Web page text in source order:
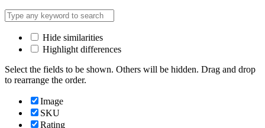
Hide similarities
Highlight differences
Select the fields to be shown. Others will be hidden. Drag and drop
to rearrange the order.
Image
SKU
Rating